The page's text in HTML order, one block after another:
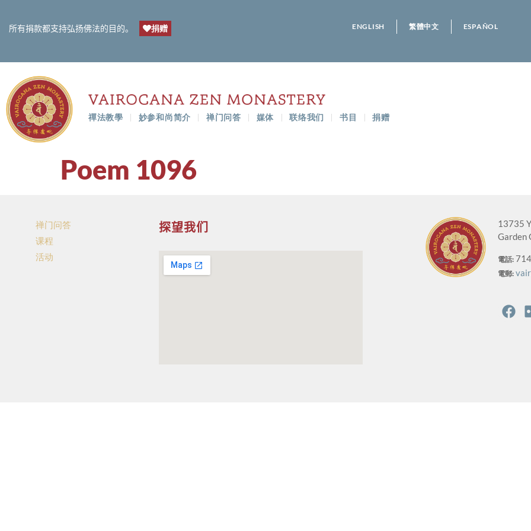
所有捐款都支持弘扬佛法的目的。 捐赠 ENGLISH 繁體中文 ESPAÑOL
禪法教學 妙参和尚简介 禅门问答 媒体 联络我们 书目 捐赠
Poem 1096
禅门问答
课程
活动
探望我们
13735
Garden
電話:
電郵: